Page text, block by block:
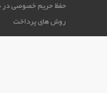
حفظ حریم خصوصی در
روش های پرداخت